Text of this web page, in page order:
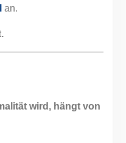
an.
wird, hängt von